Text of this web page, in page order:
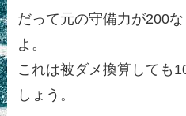
だって元の守備力が200
よ。
これは被ダメ換算しても
しょう。